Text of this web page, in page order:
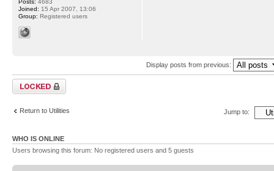
Posts: 4683
Joined: 15 Apr 2007, 13:06
Group: Registered users
Display posts from previous:
Topic locked
Return to Utilities Jump to:
WHO IS ONLINE
Users browsing this forum: No registered users and 5 guests